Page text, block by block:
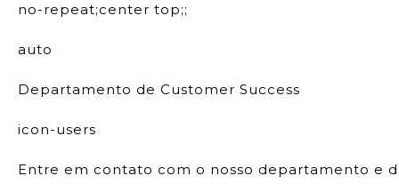
no-repeat;center top;;
auto
Departamento de Customer Success
icon-users
Entre em contato com o nosso departamento e